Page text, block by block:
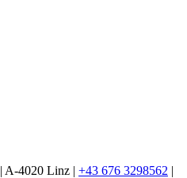
| A-4020 Linz | +43 676 3298562 |